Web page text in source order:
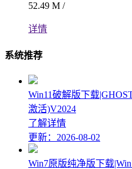
52.49 M /
详情
系统推荐
Win11破解版下载
激活)V2024
了解详情
更新：2026-08-02
Win7原版纯净版下载